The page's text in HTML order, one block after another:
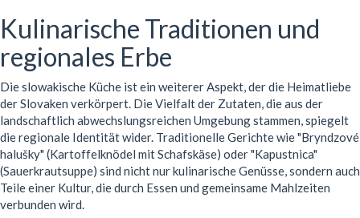
Kulinarische Traditionen und
regionales Erbe
Die slowakische Küche ist ein weiterer Aspekt, der die Heimatliebe
der Slovaken verkörpert. Die Vielfalt der Zutaten, die aus der
landschaftlich abwechslungsreichen Umgebung stammen, spiegelt
die regionale Identität wider. Traditionelle Gerichte wie "Bryndzové
halušky" (Kartoffelknödel mit Schafskäse) oder "Kapustnica"
(Sauerkrautsuppe) sind nicht nur kulinarische Genüsse, sondern auch
Teile einer Kultur, die durch Essen und gemeinsame Mahlzeiten
verbunden wird.